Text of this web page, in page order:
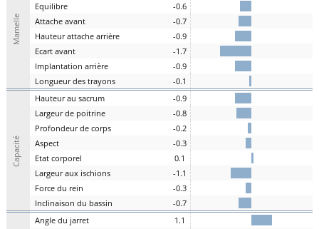
Mamelle
Equilibre
-0.6
Attache avant
-0.7
Hauteurattache arrière
-0.9
Ecart avant
-1.7
Implantation arrière
-0.9
Longueur des trayons -0.1
Capacité
Hauteur au sacrum
-0.9
Largeur de poitrine
-0.8
Profondeur de corps
-0.2
Aspect
-0.3
Etat corporel
0.1
Largeur aux ischions
-1.1
Force du rein
-0.3
Inclinaison du bassin -0.7
Angle du jarret
1.1